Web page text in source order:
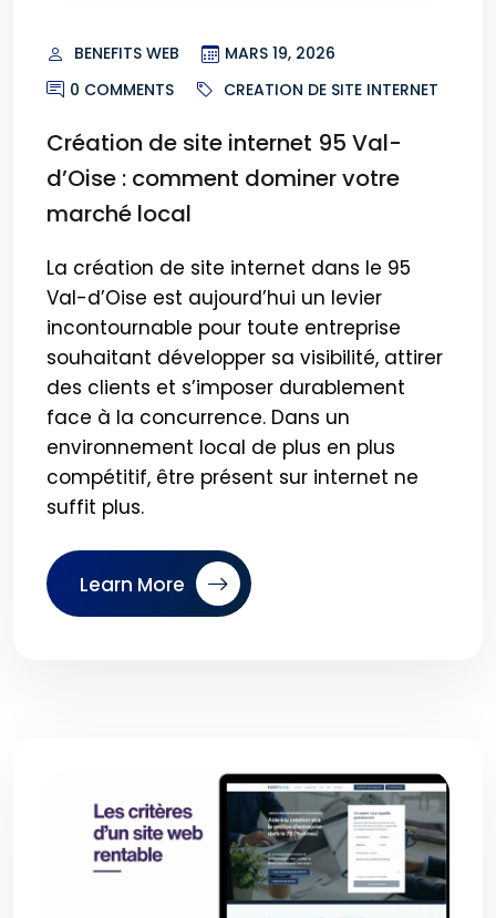
BENEFITS WEB
MARS 19, 2026
0 COMMENTS
CREATION DE SITE INTERNET
Création de site internet 95 Val-
d’Oise : comment dominer votre
marché local
La création de site internet dans le 95
Val-d’Oise est aujourd’hui un levier
incontournable pour toute entreprise
souhaitant développer sa visibilité, attirer
des clients et s’imposer durablement
face à la concurrence. Dans un
environnement local de plus en plus
compétitif, être présent sur internet ne
suffit plus.
Learn More